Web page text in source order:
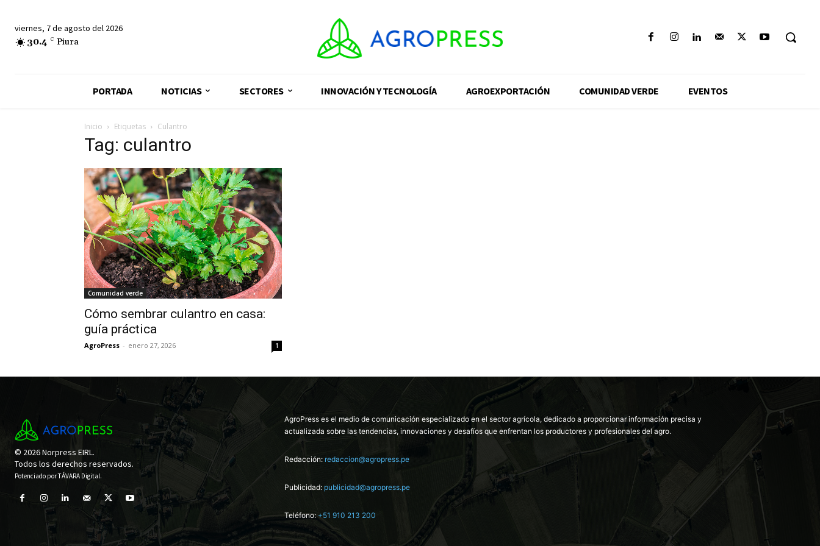
viernes, 7 de agosto del 2026
30.4 C Piura
PORTADA NOTICIAS SECTORES INNOVACIÓN Y TECNOLOGÍA AGROEXPORTACIÓN COMUNIDAD VERDE EVENTOS
Inicio Etiquetas Culantro
Tag: culantro
Comunidad verde
Cómo sembrar culantro en casa:
guía práctica
AgroPress - enero 27, 2026 1
© 2026 Norpress EIRL.
Todos los derechos reservados.
Potenciado porTÁVARA Digital.
AgroPress es el medio de comunicación especializado en el sector agrícola, dedicado a proporcionar información precisa y
actualizada sobre las tendencias, innovaciones y desafíos que enfrentan los productores y profesionales del agro.
Redacción: redaccion@agropress.pe
Publicidad: publicidad@agropress.pe
Teléfono: +51 910 213 200